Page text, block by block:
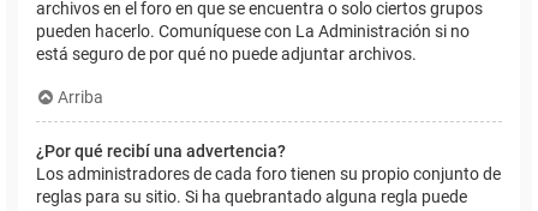
archivos en el foro en que se encuentra o solo ciertos grupos
pueden hacerlo. Comuníquese con La Administración si no
está seguro de por qué no puede adjuntar archivos.
Arriba
¿Por qué recibí una advertencia?
Los administradores de cada foro tienen su propio conjunto de
reglas para su sitio. Si ha quebrantado alguna regla puede